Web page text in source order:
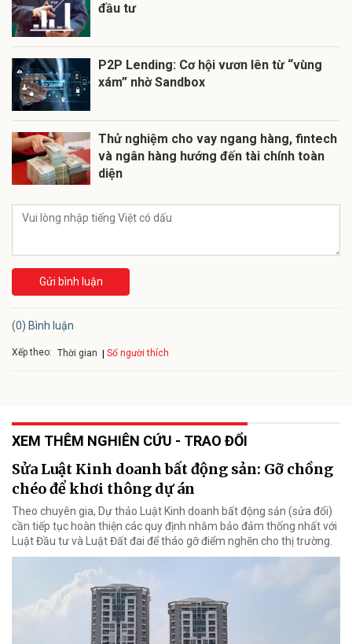
đầu tư
P2P Lending: Cơ hội vươn lên từ “vùng
xám” nhờ Sandbox
Thử nghiệm cho vay ngang hàng, fintech
và ngân hàng hướng đến tài chính toàn
diện
Gửi bình luận
(0) Bình luận
Xếp theo: Thời gian Số người thích
XEM THÊM NGHIÊN CỨU - TRAO ĐỔI
Sửa Luật Kinh doanh bất động sản: Gỡ chồng
chéo để khơi thông dự án
Theo chuyên gia, Dự thảo Luật Kinh doanh bất động sản (sửa đổi)
cần tiếp tục hoàn thiện các quy định nhằm bảo đảm thống nhất với
Luật Đầu tư và Luật Đất đai để tháo gỡ điểm nghẽn cho thị trường.